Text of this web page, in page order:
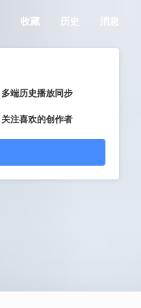
多端历史播放同步
关注喜欢的创作者
收藏 历史 消息